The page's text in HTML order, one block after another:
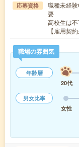
応募資格
職種未経
要
高校生は
【雇用契
職場の雰囲気
年齢層
20代
男女比率
女性